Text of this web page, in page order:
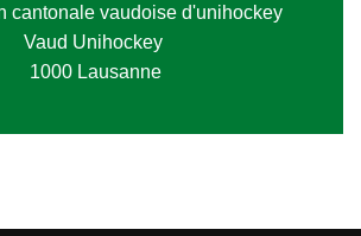
cantonale vaudoise d'unihockey
Vaud Unihockey
1000 Lausanne